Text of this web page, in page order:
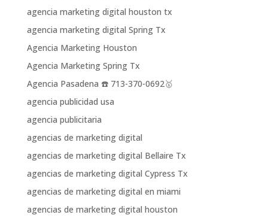
agencia marketing digital houston tx
agencia marketing digital Spring Tx
Agencia Marketing Houston
Agencia Marketing Spring Tx
Agencia Pasadena ☎️ 713-370-0692🥇
agencia publicidad usa
agencia publicitaria
agencias de marketing digital
agencias de marketing digital Bellaire Tx
agencias de marketing digital Cypress Tx
agencias de marketing digital en miami
agencias de marketing digital houston